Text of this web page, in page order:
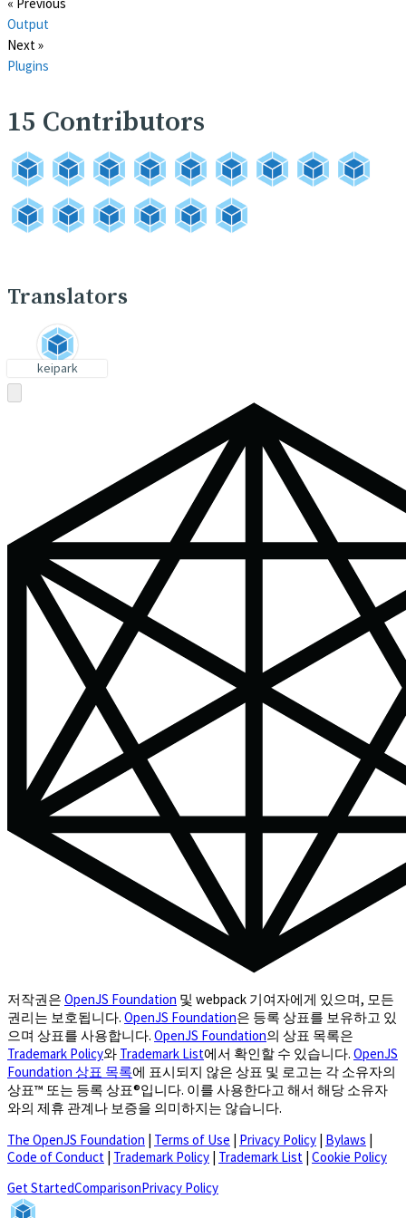
« Previous
Output
Next »
Plugins
15 Contributors
Translators
keipark
저작권은 OpenJS Foundation 및 webpack 기여자에게 있으며, 모든
권리는 보호됩니다. OpenJS Foundation은 등록 상표를 보유하고 있
으며 상표를 사용합니다. OpenJS Foundation의 상표 목록은
Trademark Policy와 Trademark List에서 확인할 수 있습니다. OpenJS
Foundation 상표 목록에 표시되지 않은 상표 및 로고는 각 소유자의
상표™ 또는 등록 상표®입니다. 이를 사용한다고 해서 해당 소유자
와의 제휴 관계나 보증을 의미하지는 않습니다.
The OpenJS Foundation
Terms of Use Privacy Policy Bylaws
Code of Conduct Trademark Policy Trademark List Cookie Policy
Get StartedComparisonPrivacy Policy(opens in a new tab)